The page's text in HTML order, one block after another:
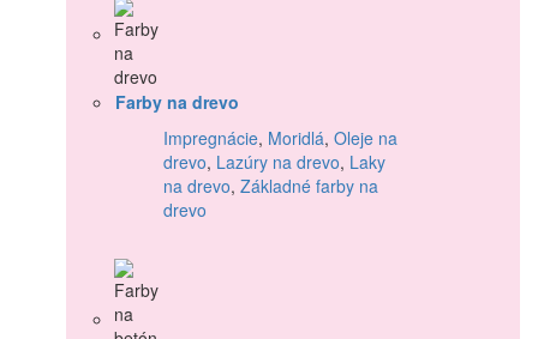
Farby na drevo
Impregnácie, Moridlá, Oleje na
drevo, Lazúry na drevo, Laky
na drevo, Základné farby na
drevo